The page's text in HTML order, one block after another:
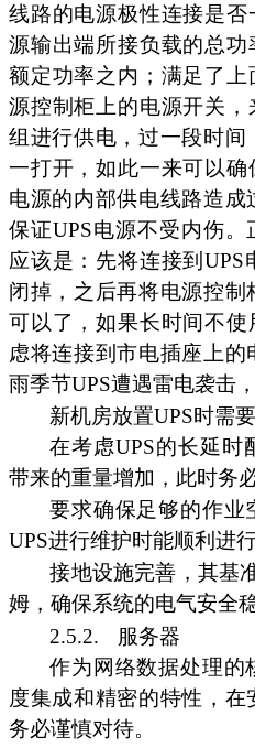
线路的电源极性连接是
源输出端所接负载的总功
额定功率之内；满足了
源控制柜上的电源开关
组进行供电，过一段时
一打开，如此一来可以确
电源的内部供电线路造
保证UPS电源不受内伤
应该是：先将连接到
闭掉，之后再将电源控
可以了，如果长时间不
虑将连接到市电插座上
雨季节UPS遭遇雷电袭击
新机房放置UPS时需
在考虑UPS的长延时
带来的重量增加，此时务
要求确保足够的作业
UPS进行维护时能顺利进行
接地设施完善，其基
姆，确保系统的电气安全
2.5.2.
服务器
作为网络数据处理的
度集成和精密的特性，
务必谨慎对待。